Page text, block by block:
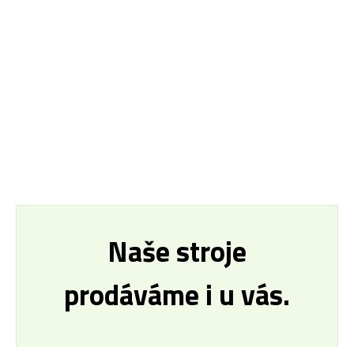
Naše stroje
prodáváme i u vás.